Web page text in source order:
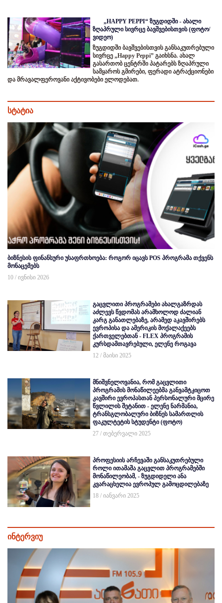
„HAPPY PEPPI“ ზუგდიდში - ახალი
ზღაპრული სივრცე ბავშვებისთვის (ფოტო/
ვიდეო)
ზუგდიდში ბავშვებისთვის განსაკუთრებული
სივრცე „Happy Peppi” გაიხსნა. ახალ
გასართობ ცენტრში პატარებს ზღაპრული
სამყაროს გმირები, ფერადი ატრაქციონები
და მრავალფეროვანი აქტივობები ელოდებათ.
სტატია
ბიზნესის ფინანსური უსაფრთხოება: როგორ იცავს POS პროგრამა თქვენს
მონაცემებს
10 / ივნისი 2026
გაცვლითი პროგრამები ახალგაზრდას
აძლევს წვდომას არამხოლოდ ძალიან
კარგ განათლებაზე, არამედ აკავშირებს
ევროპისა და ამერიკის მოქალაქეებს
ქართველებთან - FLEX პროგრამის
კურსდამთავრებული, ელენე როგავა
12 / მაისი 2025
მნიშვნელოვანია, რომ გაცვლითი
პროგრამის მონაწილეებმა განვამტკიცოთ
კავშირი ევროპასთან პერსონალური მცირე
წვლილის შეტანით - ელენე ნარმანია,
ტრანსგლობალური ბიზნეს სამართლის
ფაკულტეტის სტუდენტი (ფოტო)
27 / თებერვალი 2025
პროფესიის არჩევაში განსაკუთრებული
როლი ითამაშა გაცვლით პროგრამებში
მონაწილეობამ, - ზუგდიდელი ანა
კვარაცხელია ევროპულ გამოცდილებაზე
18 / იანვარი 2025
ინტერვიუ